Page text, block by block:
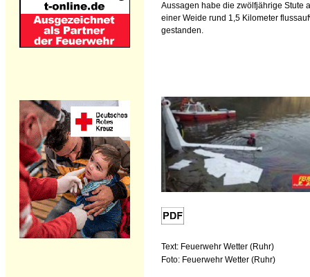
Aussagen habe die zwölfjährige Stute
einer Weide rund 1,5 Kilometer
gestanden.
Text: Feuerwehr Wetter (Ruhr)
Foto: Feuerwehr Wetter (Ruhr)